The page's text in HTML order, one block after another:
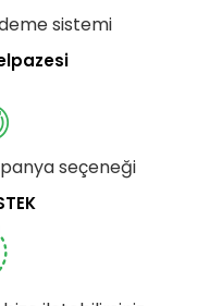
sistemi
seçeneği